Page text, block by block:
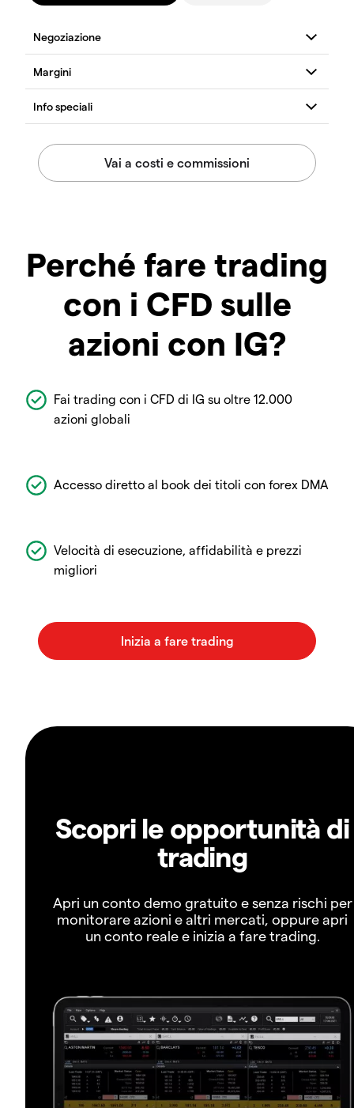
Perché fare trading
con i CFD sulle
azioni con IG?
Fai trading con i CFD di IG su oltre 12.000
azioni globali
Accesso diretto al book dei titoli con forex DMA
Velocità di esecuzione, affidabilità e prezzi
migliori
Scopri le opportunità di
trading
Apri un conto demo gratuito e senza rischi per
monitorare azioni e altri mercati, oppure apri
un conto reale e inizia a fare trading.